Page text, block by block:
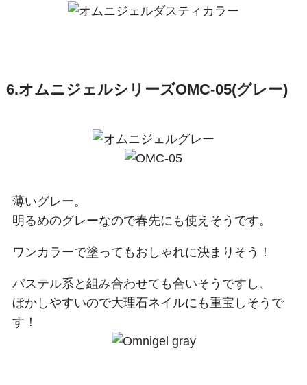
6.オムニジェルシリーズOMC-05(グレー)
薄いグレー。
明るめのグレーなので春先にも使えそうです。
ワンカラーで塗ってもおしゃれに決まりそう！
パステル系と組み合わせても合いそうですし、
ぼかしやすいので大理石ネイルにも重宝しそうで
す！